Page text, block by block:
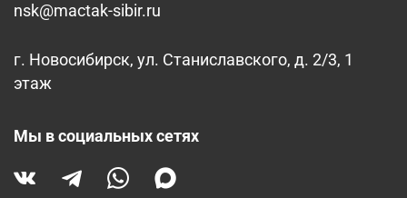
nsk@mactak-sibir.ru
г. Новосибирск, ул. Станиславского, д. 2/3, 1
этаж
Мы в социальных сетях